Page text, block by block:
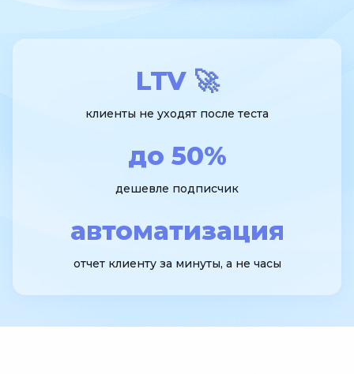
LTV 🚀
клиенты не уходят после теста
до 50%
дешевле подписчик
автоматизация
отчет клиенту за минуты, а не часы